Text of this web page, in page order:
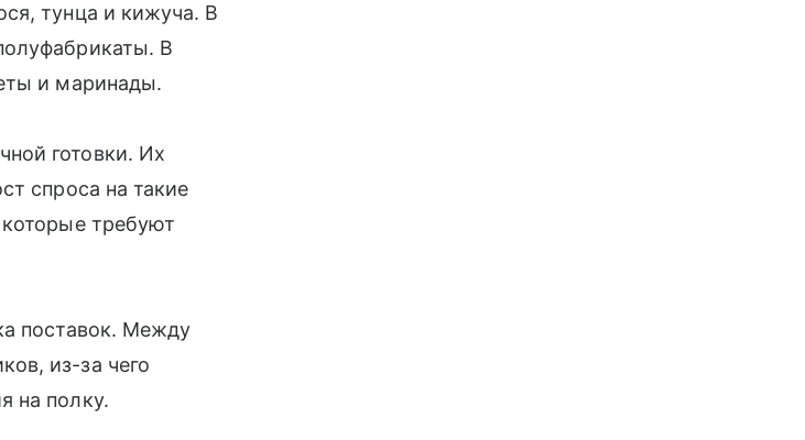
тунца и кижуча. В
В
и маринады.
готовки. Их
спроса на такие
требуют
поставок. Между
из-за чего
на полку.